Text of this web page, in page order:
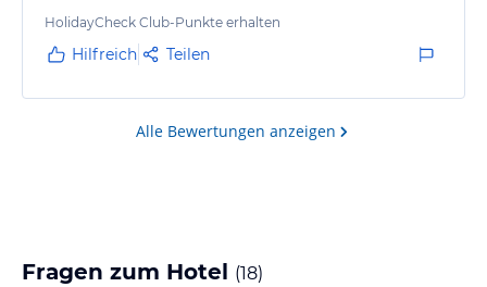
HolidayCheck Club-Punkte erhalten
Hilfreich Teilen
Alle Bewertungen anzeigen
Fragen zum Hotel (18)